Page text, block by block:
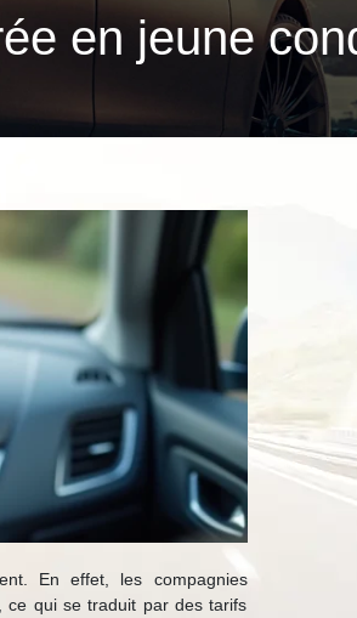
en jeune
En effet, les compagnies
ce qui se traduit par des tarifs